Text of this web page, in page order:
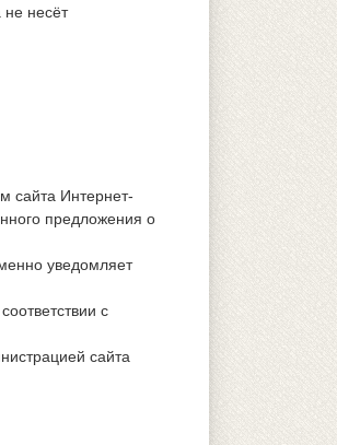
несёт
сайта Интернет-
предложения о
уведомляет
с
сайта